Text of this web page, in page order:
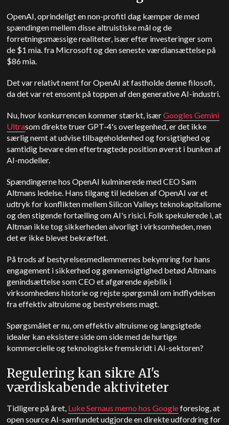
OpenAI, oprindeligt en non-profitI dag kæmper de med
spændingen mellem disse altruistiske mål og de
forretningsmæssige realiteter, især efter investeringer som
de $1 mia. fra Microsoft og den seneste værdiansættelse på
$86 mia.
Det var relativt nemt for OpenAI at fastholde denne filosofi,
da det var ret ensomt på toppen af den generative AI-industri.
Nu, hvor konkurrencen kommer stærkt, isærGoogles Gemini
Ultrasom direkte truer GPT-4's overlegenhed, er det ikke
særlig nemt at udvise tilbageholdenhed og forsigtighed og
samtidig bevare den eftertragtede position øverst i bunken af
AI-modeller.
Spændingerne hos OpenAI kulminerede med CEO Sam
Altmans ledelse. Hans tilgang til ledelsen af OpenAI var et
udtryk for konflikten mellem Silicon Valleys teknokapitalisme
og den stigende fortælling om AI's risici. Folk spekulerede i, at
Altman ikke tog sikkerheden alvorligt i virksomheden, men
det er ikke blevet bekræftet.
På trods af bestyrelsesmedlemmernes bekymring for hans
engagement i sikkerhed og gennemsigtighed betød Altmans
genindsættelse som CEO et afgørende øjeblik i
virksomhedens historie og rejste spørgsmål om indflydelsen
fra effektiv altruisme og bestyrelsens magt.
Spørgsmålet er nu, om effektiv altruisme og langsigtede
idealer kan eksistere side om side med de hurtige
kommercielle og teknologiske fremskridt i AI-sektoren?
Regulering kan sikre AI's
værdiskabende aktiviteter
Tidligere på året, Luke Sernaus memo hos Googleforeslog, at
open source AI-samfundet udgjorde en direkte udfordring for